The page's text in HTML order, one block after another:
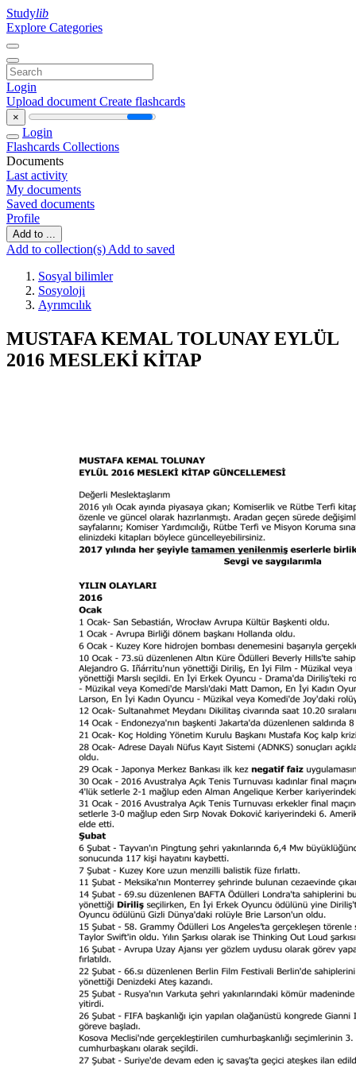
Studylib
Explore Categories
Login
Upload document Create flashcards
×
Login
Flashcards Collections
Documents
Last activity
My documents
Saved documents
Profile
Add to ...
Add to collection(s) Add to saved
Sosyal bilimler
Sosyoloji
Ayrımcılık
MUSTAFA KEMAL TOLUNAY EYLÜL
2016 MESLEKİ KİTAP